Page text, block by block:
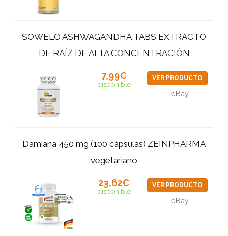
SOWELO ASHWAGANDHA TABS EXTRACTO
DE RAÍZ DE ALTA CONCENTRACIÓN
7,99€
disponible
VER PRODUCTO
eBay
Damiana 450 mg (100 cápsulas) ZEINPHARMA
vegetariano
23,62€
disponible
VER PRODUCTO
eBay